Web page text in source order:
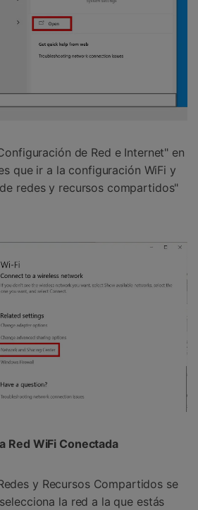
de Red e Internet" en
que ir a la configuración WiFi y
redes y recursos compartidos"
Red WiFi Conectada󠀲󠀩󠀥󠀦󠀨󠀣󠀦󠀧󠀳
y Recursos Compartidos se
la red a la que estás